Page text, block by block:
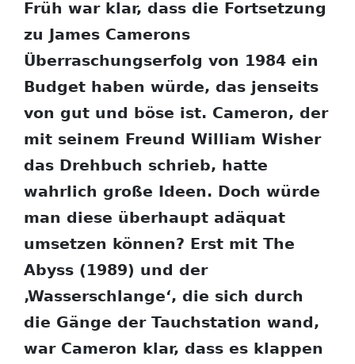
Früh war klar, dass die Fortsetzung
zu James Camerons
Überraschungserfolg von 1984 ein
Budget haben würde, das jenseits
von gut und böse ist. Cameron, der
mit seinem Freund William Wisher
das Drehbuch schrieb, hatte
wahrlich große Ideen. Doch würde
man diese überhaupt adäquat
umsetzen können? Erst mit The
Abyss (1989) und der
‚Wasserschlange‘, die sich durch
die Gänge der Tauchstation wand,
war Cameron klar, dass es klappen